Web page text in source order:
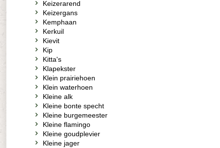
Keizerarend
Keizergans
Kemphaan
Kerkuil
Kievit
Kip
Kitta's
Klapekster
Klein prairiehoen
Klein waterhoen
Kleine alk
Kleine bonte specht
Kleine burgemeester
Kleine flamingo
Kleine goudplevier
Kleine jager